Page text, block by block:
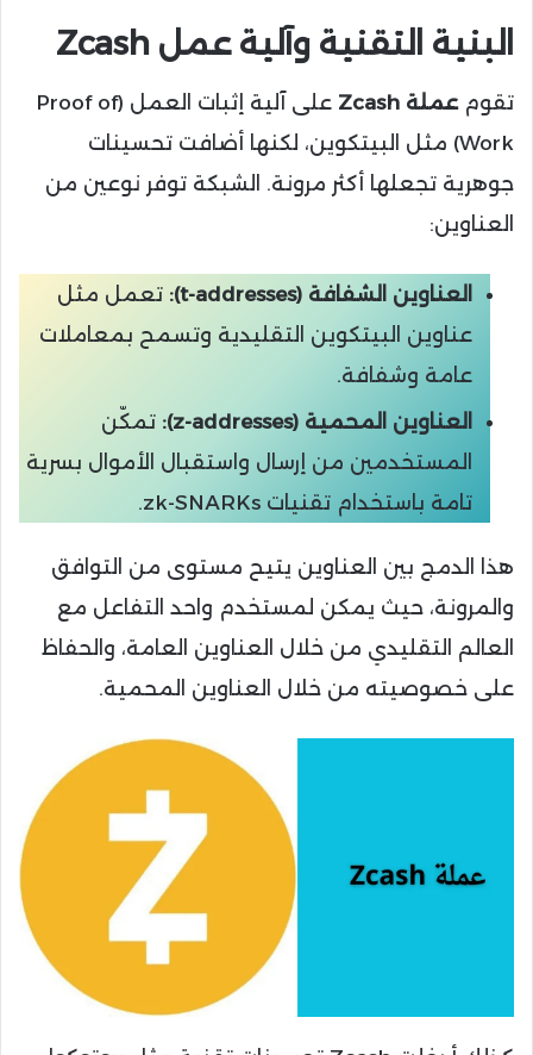
البنية التقنية وآلية عمل Zcash
تقومعملة Zcash
على آلية إثبات العمل (Proof of
Work) مثل البيتكوين، لكنها أضافت تحسينات
جوهرية تجعلها أكثر مرونة. الشبكة توفر نوعين من
العناوين:
العناوين الشفافة (t-addresses):
تعمل مثل
عناوين البيتكوين التقليدية وتسمح بمعاملات
عامة وشفافة.
العناوين المحمية (z-addresses):
تمكّن
المستخدمين من إرسال واستقبال الأموال بسرية
تامة باستخدام تقنيات zk-SNARKs.
هذا الدمج بين العناوين يتيح مستوى من التوافق
والمرونة، حيث يمكن لمستخدم واحد التفاعل مع
العالم التقليدي من خلال العناوين العامة، والحفاظ
على خصوصيته من خلال العناوين المحمية.